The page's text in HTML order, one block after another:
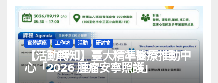
實體講座 工作坊 活動 研討會
【活動轉知】臺大精準醫療推動中
心「2026 腫瘤安寧照護」